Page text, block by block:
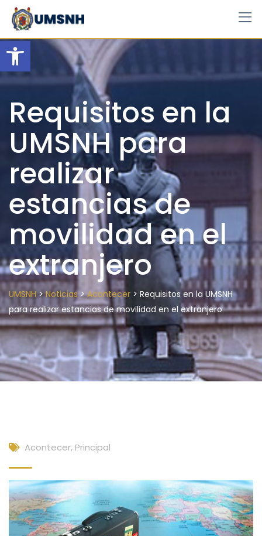
Open toolbar
Skip
content
Requisitos en la
UMSNH para
realizar
estancias de
movilidad en el
extranjero
UMSNH>Noticias>Acontecer > Requisitos en la UMSNH
para realizar estancias de movilidad en el extranjero
Acontecer, Principal